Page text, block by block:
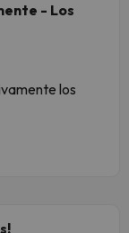
- Los
los